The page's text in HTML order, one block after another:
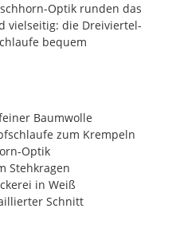
Optik runden das
vielseitig: die Dreiviertel-
bequem
Baumwolle
zum Krempeln
Optik
Stehkragen
in Weiß
Schnitt